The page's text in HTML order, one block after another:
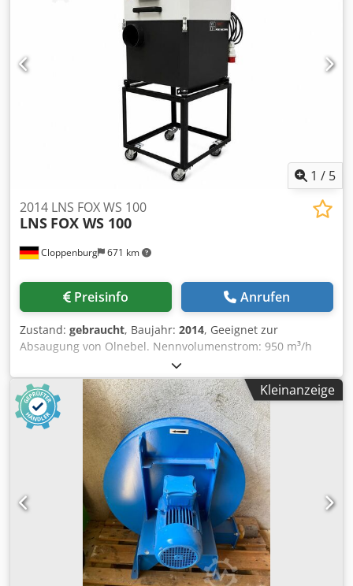
1 / 5
Cloppenburg 671 km
2014 LNS FOX WS 100
LNS FOX WS 100
Preisinfo Anrufen
Zustand: gebraucht, Baujahr: 2014, Geeignet zur
Absaugung von Olnebel. Nennvolumenstrom: 950 m³/h
Geräuschpegel: 71 dB(A) Drehzahl: 2850 U/min
Abmessungen B x T x H ca.: 525 x 592 x 781 mm Cjdpfx
Aewnprxok Djha Gewicht ca.: 55 kg Anschlußwert ca.: 0,75
kW (400 V / 50 Hz), Farbe: Grau
Kleinanzeige